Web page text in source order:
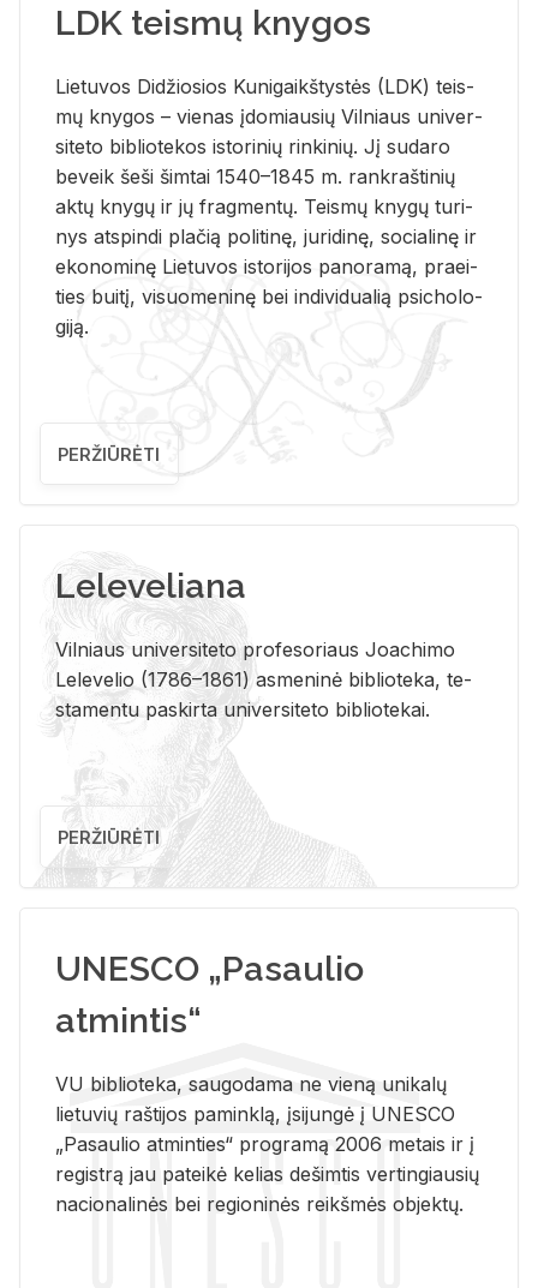
LDK teismų knygos
Lie­tu­vos Di­džio­sios Ku­ni­gaikš­tys­tės (LDK) teis­
mų kny­gos – vie­nas įdo­miau­sių Vil­niaus uni­ver­
si­te­to bi­b­lio­te­kos is­to­ri­nių rin­ki­nių. Jį su­da­ro
be­veik šeši šim­tai 1540–1845 m. rank­raš­ti­nių
aktų kny­gų ir jų frag­men­tų. Teis­mų kny­gų tu­ri­
nys at­spin­di pla­čią po­li­ti­nę, ju­ri­di­nę, so­cia­li­nę ir
eko­no­mi­nę Lie­tu­vos is­to­ri­jos pa­no­ra­mą, pra­ei­
ties bui­tį, vi­suo­me­ni­nę bei in­di­vi­dua­lią psi­cho­lo­
gi­ją.
PERŽIŪRĖTI
Leleveliana
Vil­niaus uni­ver­si­te­to pro­fe­so­riaus Jo­a­chi­mo
Le­le­ve­lio (1786–1861) as­me­ni­nė bi­b­lio­te­ka, te­
sta­men­tu pa­skir­ta uni­ver­si­te­to bi­b­lio­te­kai.
PERŽIŪRĖTI
UNESCO „Pasaulio
atmintis“
VU biblioteka, saugodama ne vieną unikalų
lietuvių raštijos paminklą, įsijungė į UNESCO
„Pasaulio atminties“ programą 2006 metais ir į
registrą jau pateikė kelias dešimtis vertingiausių
nacionalinės bei regioninės reikšmės objektų.